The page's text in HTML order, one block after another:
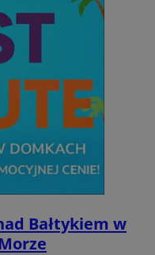
Bałtykiem w